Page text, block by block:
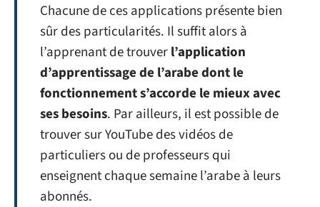
Chacune de ces applications présente bien
sûr des particularités. Il suffit alors à
l’apprenant de trouverl’application
d’apprentissage de l’arabe dont le
fonctionnement s’accorde le mieux avec
ses besoins. Par ailleurs, il est possible de
trouver sur YouTube des vidéos de
particuliers ou de professeurs qui
enseignent chaque semaine l’arabe à leurs
abonnés.